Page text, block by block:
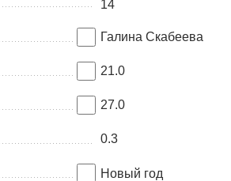
14
Галина Скабеева
21.0
27.0
0.3
Новый год